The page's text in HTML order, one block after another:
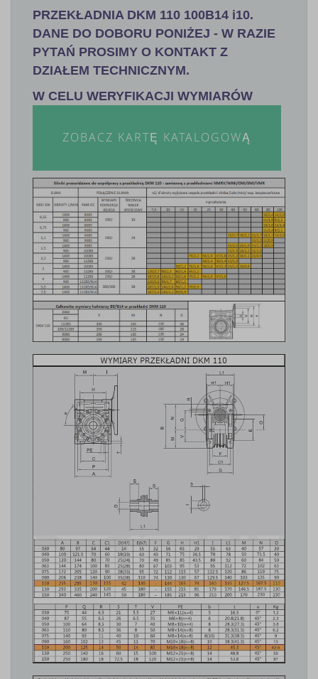
PRZEKŁADNIA DKM 110 100B14 i10.
DANE DO DOBORU PONIŻEJ - W RAZIE
PYTAŃ PROSIMY O KONTAKT Z
DZIAŁEM TECHNICZNYM.
W CELU WERYFIKACJI WYMIARÓW
ZOBACZ KARTĘ KATALOGOWĄ